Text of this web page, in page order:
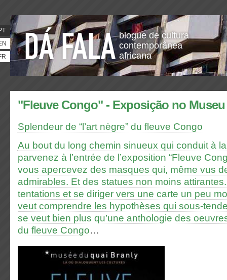
blogue de cultura
contemporânea
africana
"Fleuve Congo" - Exposição no
Splendeur de “l’art nègre” du fleuve Congo
Au bout du long chemin sinueux qui conduit à
parvenez à l’entrée de l’exposition “Fleuve
vous apercevez des masques qui, même vus
admirables. Et des statues non moins
tentations et se diriger vers une carte un peu
veut comprendre les hypothèses qui sous-
se veut bien plus qu’une anthologie des
du fleuve Congo…